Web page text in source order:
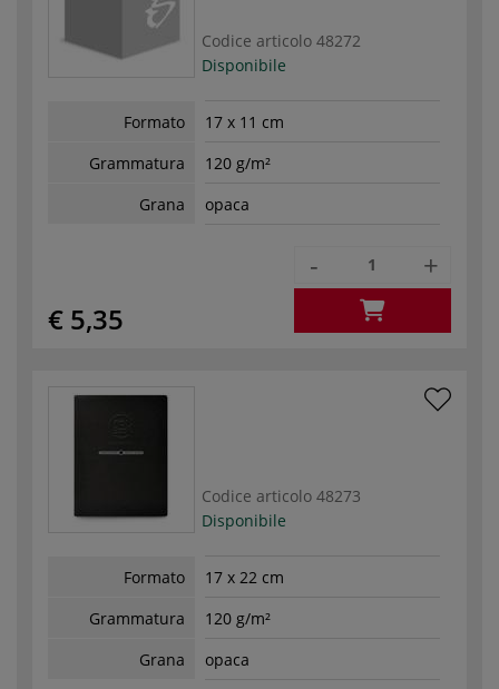
Codice articolo 48272
Disponibile
Formato
17 x 11 cm
Grammatura
120 g/m²
Grana
opaca
€ 5,35
- +
Codice articolo 48273
Disponibile
Formato
17 x 22 cm
Grammatura
120 g/m²
Grana
opaca